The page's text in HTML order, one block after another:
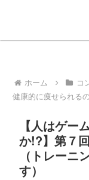
ホーム コ
健康的に痩せられる
【人はゲー
か!?】第７
（トレーニ
す）